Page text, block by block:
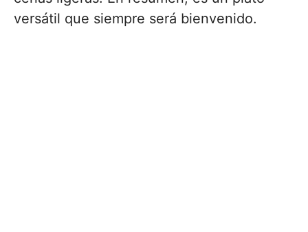
versátil que siempre será bienvenido.